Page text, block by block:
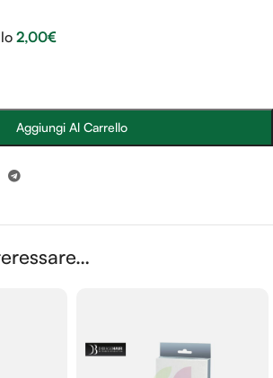
Aggiungi Al Carrello
2,00€